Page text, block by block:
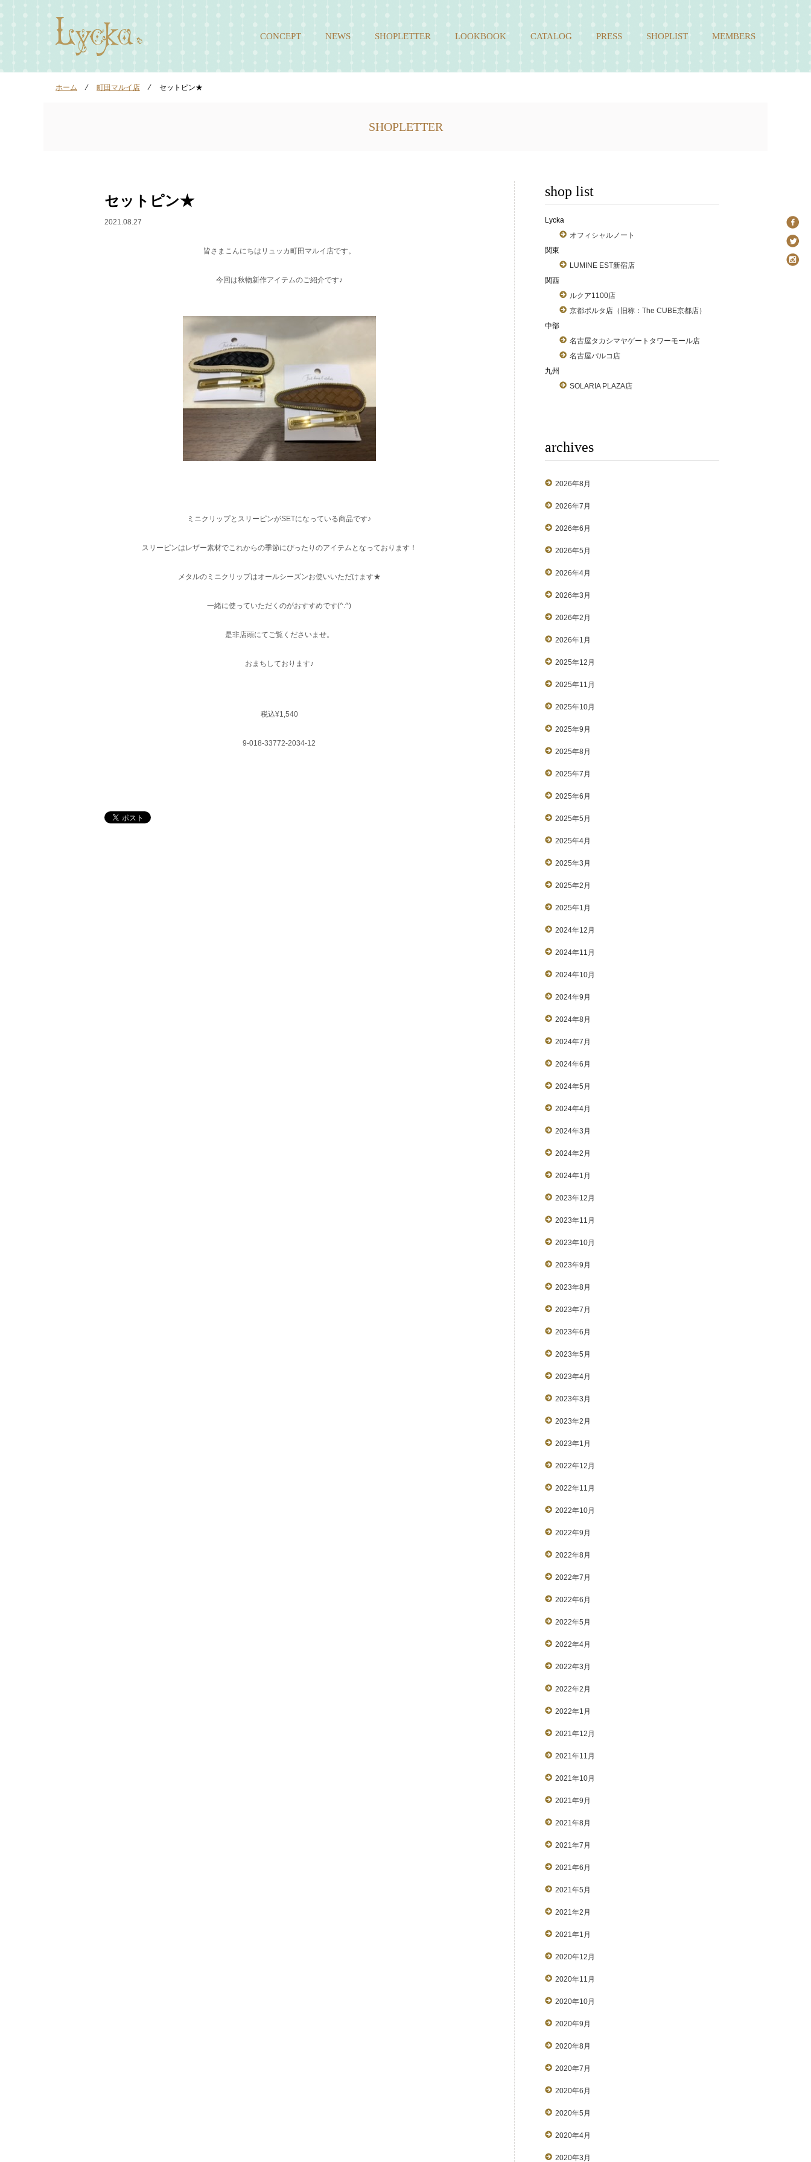
CONCEPT NEWS SHOPLETTER LOOKBOOK CATALOG PRESS SHOPLIST MEMBERS
ホーム ⁄ 町田マルイ店 ⁄ セットピン★
SHOPLETTER
セットピン★
2021.08.27
皆さまこんにちはリュッカ町田マルイ店です。
今回は秋物新作アイテムのご紹介です♪
ミニクリップとスリーピンがSETになっている商品です♪
スリーピンはレザー素材でこれからの季節にぴったりのアイテムとなっております！
メタルのミニクリップはオールシーズンお使いいただけます★
一緒に使っていただくのがおすすめです(^.^)
是非店頭にてご覧くださいませ。
おまちしております♪
税込¥1,540
9-018-33772-2034-12
shop list
Lycka
オフィシャルノート
関東
LUMINE EST新宿店
関西
ルクア1100店
京都ポルタ店（旧称：The CUBE京都店）
中部
名古屋タカシマヤゲートタワーモール店
名古屋パルコ店
九州
SOLARIA PLAZA店
archives
2026年8月
2026年7月
2026年6月
2026年5月
2026年4月
2026年3月
2026年2月
2026年1月
2025年12月
2025年11月
2025年10月
2025年9月
2025年8月
2025年7月
2025年6月
2025年5月
2025年4月
2025年3月
2025年2月
2025年1月
2024年12月
2024年11月
2024年10月
2024年9月
2024年8月
2024年7月
2024年6月
2024年5月
2024年4月
2024年3月
2024年2月
2024年1月
2023年12月
2023年11月
2023年10月
2023年9月
2023年8月
2023年7月
2023年6月
2023年5月
2023年4月
2023年3月
2023年2月
2023年1月
2022年12月
2022年11月
2022年10月
2022年9月
2022年8月
2022年7月
2022年6月
2022年5月
2022年4月
2022年3月
2022年2月
2022年1月
2021年12月
2021年11月
2021年10月
2021年9月
2021年8月
2021年7月
2021年6月
2021年5月
2021年2月
2021年1月
2020年12月
2020年11月
2020年10月
2020年9月
2020年8月
2020年7月
2020年6月
2020年5月
2020年4月
2020年3月